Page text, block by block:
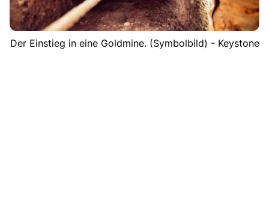
Der Einstieg in eine Goldmine. (Symbolbild) - Keystone